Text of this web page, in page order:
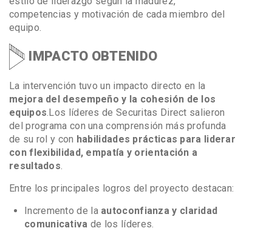
competencias y motivación de cada miembro del
equipo.
IMPACTO OBTENIDO
La intervención tuvo un impacto directo en la
mejora del desempeño y la cohesión de los
equipos. Los líderes de Securitas Direct salieron
del programa con una comprensión más profunda
de su rol y con habilidades prácticas para liderar
con flexibilidad, empatía y orientación a
resultados.
Entre los principales logros del proyecto destacan:
Incremento de la autoconfianza y claridad
comunicativa de los líderes.